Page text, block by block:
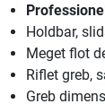
Holdbar,
Meget flot
Riflet greb,
Greb